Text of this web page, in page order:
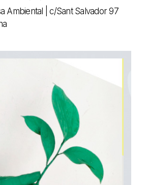
Ambiental | c/Sant Salvador 97